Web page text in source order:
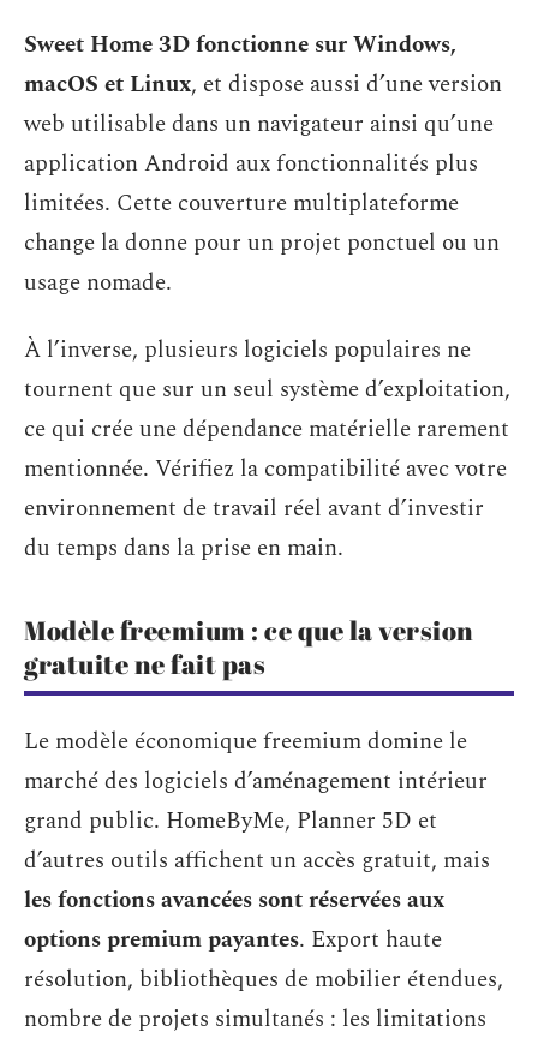
Sweet Home 3D fonctionne sur Windows,
macOS et Linux, et dispose aussi d’une version
web utilisable dans un navigateur ainsi qu’une
application Android aux fonctionnalités plus
limitées. Cette couverture multiplateforme
change la donne pour un projet ponctuel ou un
usage nomade.
À l’inverse, plusieurs logiciels populaires ne
tournent que sur un seul système d’exploitation,
ce qui crée une dépendance matérielle rarement
mentionnée. Vérifiez la compatibilité avec votre
environnement de travail réel avant d’investir
du temps dans la prise en main.
Modèle freemium : ce que la version
gratuite ne fait pas
Le modèle économique freemium domine le
marché des logiciels d’aménagement intérieur
grand public. HomeByMe, Planner 5D et
d’autres outils affichent un accès gratuit, mais
les fonctions avancées sont réservées aux
options premium payantes. Export haute
résolution, bibliothèques de mobilier étendues,
nombre de projets simultanés : les limitations